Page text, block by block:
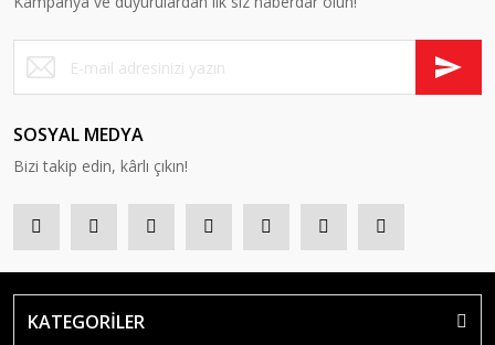
SOSYAL MEDYA
Bizi takip edin, kârlı çıkın!
KATEGORİLER